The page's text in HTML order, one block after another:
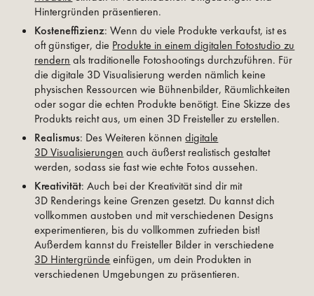
Hintergründen präsentieren.
Kosteneffizienz: Wenn du viele Produkte verkaufst, ist es
oft günstiger, die Produkte in einem digitalen Fotostudio zu
rendern als traditionelle Fotoshootings durchzuführen. Für
die digitale 3D Visualisierung werden nämlich keine
physischen Ressourcen wie Bühnenbilder, Räumlichkeiten
oder sogar die echten Produkte benötigt. Eine Skizze des
Produkts reicht aus, um einen 3D Freisteller zu erstellen.
Realismus: Des Weiteren könnendigitale
3D Visualisierungen auch äußerst realistisch gestaltet
werden, sodass sie fast wie echte Fotos aussehen.
Kreativität: Auch bei der Kreativität sind dir mit
3D Renderings keine Grenzen gesetzt. Du kannst dich
vollkommen austoben und mit verschiedenen Designs
experimentieren, bis du vollkommen zufrieden bist!
Außerdem kannst du Freisteller Bilder in verschiedene
3D Hintergründe einfügen, um dein Produkten in
verschiedenen Umgebungen zu präsentieren.